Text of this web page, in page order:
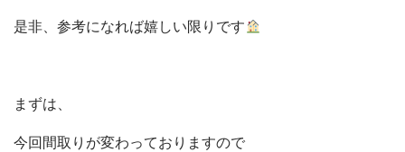
是非、参考になれば嬉しい限りです
まずは、
今回間取りが変わっておりますので